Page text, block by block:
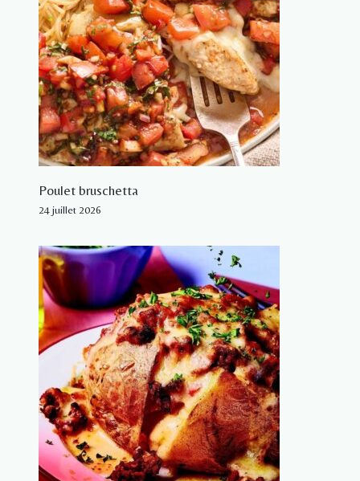
Poulet bruschetta
24 juillet 2026